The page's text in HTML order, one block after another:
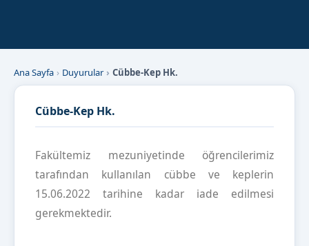
Ana Sayfa Duyurular Cübbe-Kep Hk.
Cübbe-Kep Hk.
Fakültemiz mezuniyetinde öğrencilerimiz
tarafından kullanılan cübbe ve keplerin
15.06.2022 tarihine kadar iade edilmesi
gerekmektedir.